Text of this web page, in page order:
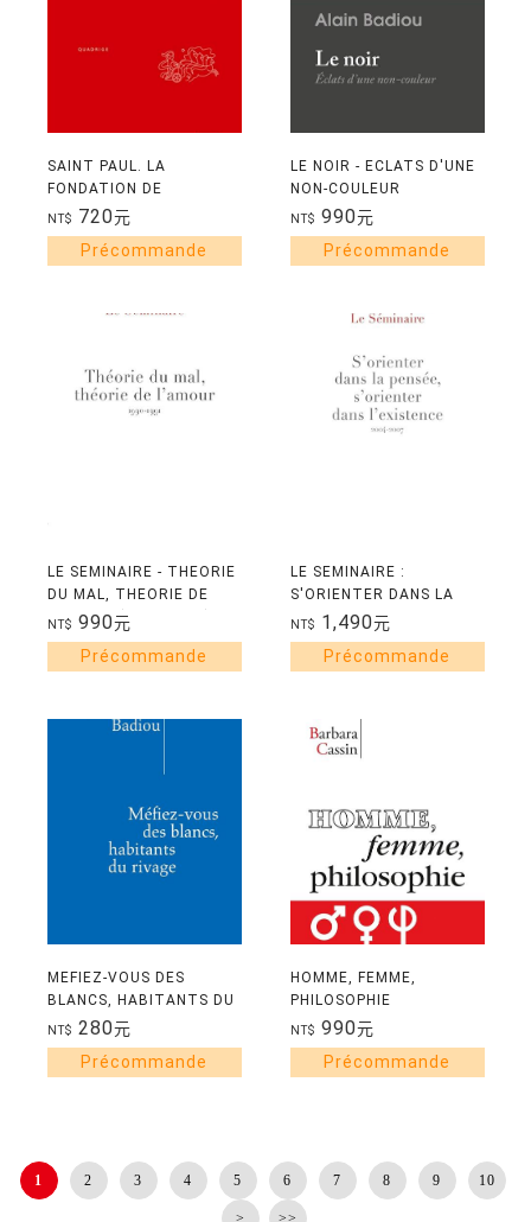
SAINT PAUL. LA
FONDATION DE
L'UNIVERSALISME
NT$ 720元
LE NOIR - ECLATS D'UNE
NON-COULEUR
NT$ 990元
LE SEMINAIRE - THEORIE
DU MAL, THEORIE DE
L'AMOUR (1990-1991)
NT$ 990元
LE SEMINAIRE :
S'ORIENTER DANS LA
PENSEE, S'ORIENTER
DANS L'EXISTENCE
(2004-2007)
NT$ 1,490元
MEFIEZ-VOUS DES
BLANCS, HABITANTS DU
RIVAGE !
NT$ 280元
HOMME, FEMME,
PHILOSOPHIE
NT$ 990元
1 2 3 4 5 6 7 8 9 10
> >>